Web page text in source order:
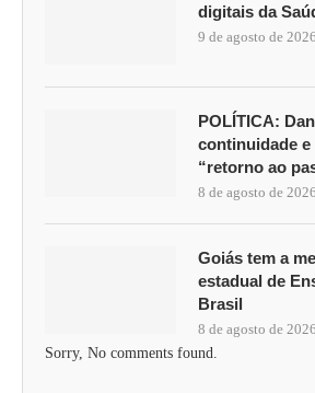
digitais da
9 de agosto de 2026
POLÍTICA:
continuidade
“retorno ao
8 de agosto de 2026
Goiás tem a
estadual de
Brasil
8 de agosto de 2026
Sorry, No comments found.